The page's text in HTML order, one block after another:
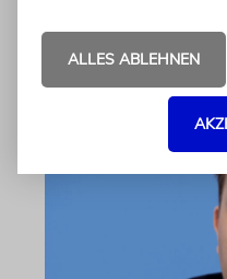
07.08.2026
ALLES ABLEHNEN